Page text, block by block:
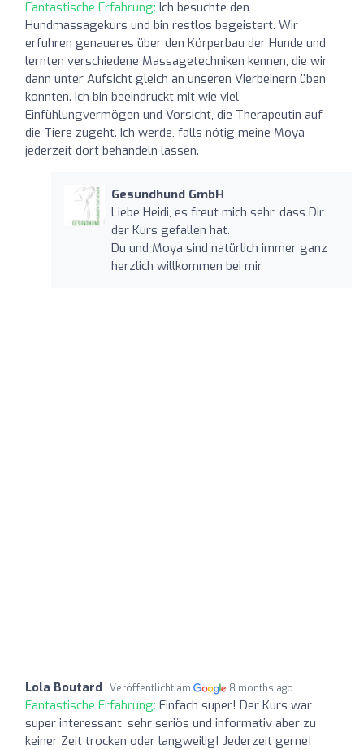
Fantastische Erfahrung: Ich besuchte den
Hundmassagekurs und bin restlos begeistert. Wir
erfuhren genaueres über den Körperbau der Hunde und
lernten verschiedene Massagetechniken kennen, die wir
dann unter Aufsicht gleich an unseren Vierbeinern üben
konnten. Ich bin beeindruckt mit wie viel
Einfühlungvermögen und Vorsicht, die Therapeutin auf
die Tiere zugeht. Ich werde, falls nötig meine Moya
jederzeit dort behandeln lassen.
Gesundhund GmbH
Liebe Heidi, es freut mich sehr, dass Dir
der Kurs gefallen hat.
Du und Moya sind natürlich immer ganz
herzlich willkommen bei mir
Lola Boutard Veröffentlicht am 8 months ago
Fantastische Erfahrung: Einfach super! Der Kurs war
super interessant, sehr seriös und informativ aber zu
keiner Zeit trocken oder langweilig! Jederzeit gerne!